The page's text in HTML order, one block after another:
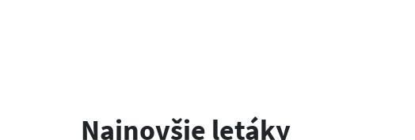
Najnovšie letáky